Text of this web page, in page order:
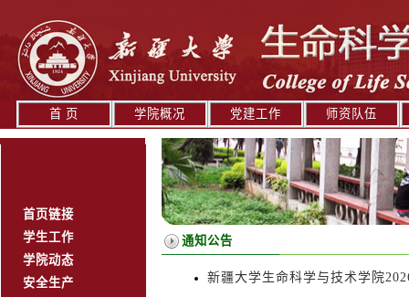
首 页 学院概况 党建工作 师资队伍
首页链接
学生工作
学院动态
安全生产
通知公告
新疆大学生命科学与技术学院